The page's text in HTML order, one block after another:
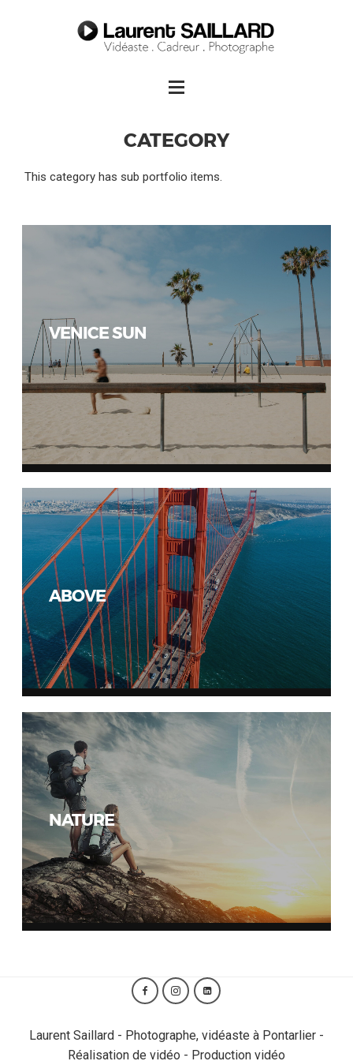
CATEGORY
This category has sub portfolio items.
VENICE SUN
ABOVE
NATURE
Laurent Saillard - Photographe, vidéaste à Pontarlier -
Réalisation de vidéo - Production vidéo